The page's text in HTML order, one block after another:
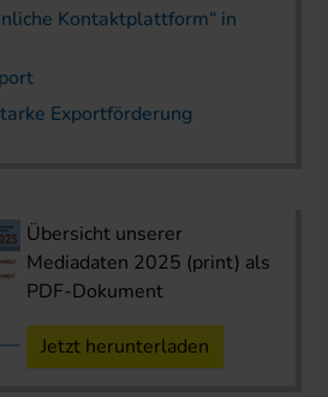
Kontaktplattform“ in
Exportförderung
Übersicht unserer
Mediadaten 2025 (print) als
PDF-Dokument
Jetzt herunterladen